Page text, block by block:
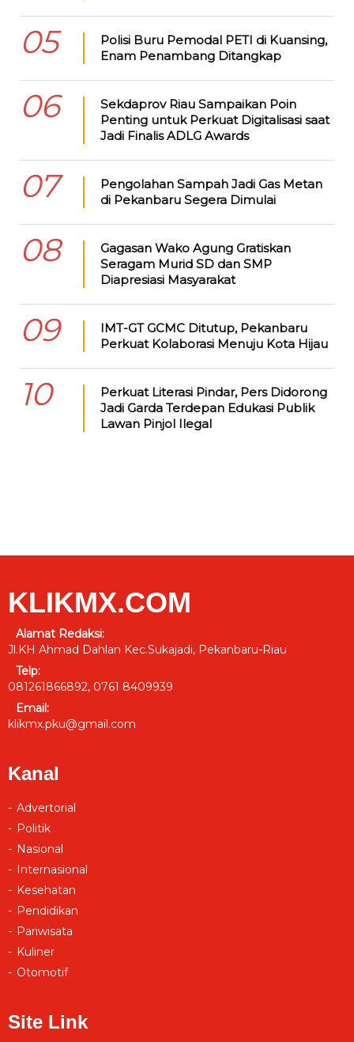
05
Polisi Buru Pemodal PETI di Kuansing,
Enam Penambang Ditangkap
06
Sekdaprov Riau Sampaikan Poin
Penting untuk Perkuat Digitalisasi saat
Jadi Finalis ADLG Awards
07
Pengolahan Sampah Jadi Gas Metan
di Pekanbaru Segera Dimulai
08
Gagasan Wako Agung Gratiskan
Seragam Murid SD dan SMP
Diapresiasi Masyarakat
09
IMT-GT GCMC Ditutup, Pekanbaru
Perkuat Kolaborasi Menuju Kota Hijau
10
Perkuat Literasi Pindar, Pers Didorong
Jadi Garda Terdepan Edukasi Publik
Lawan Pinjol Ilegal
KLIKMX.COM
Alamat Redaksi:
Jl.KH Ahmad Dahlan Kec.Sukajadi, Pekanbaru-Riau
Telp:
081261866892, 0761 8409939
Email:
klikmx.pku@gmail.com
Kanal
Advertorial
Politik
Nasional
Internasional
Kesehatan
Pendidikan
Pariwisata
Kuliner
Otomotif
Site Link